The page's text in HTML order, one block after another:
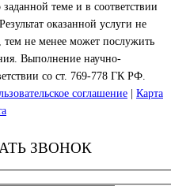
теме и в соответствии
оказанной услуги не
тем не менее может послужить
Выполнение научно-
со ст. 769-778 ГК РФ.
соглашение
Карта
ЗВОНОК